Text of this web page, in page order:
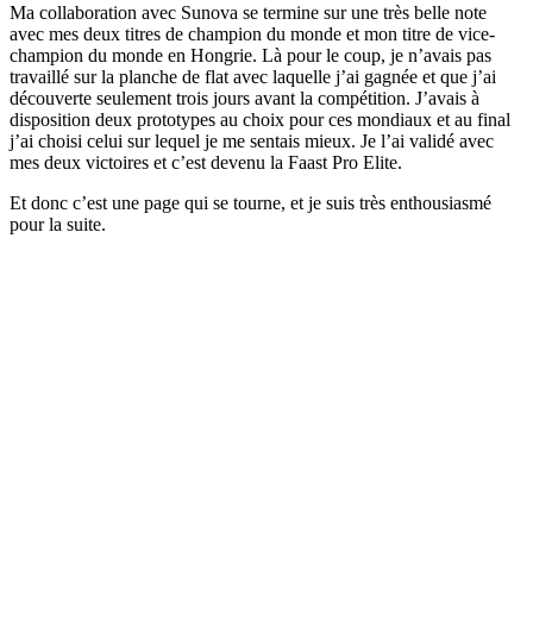
Ma collaboration avec Sunova se termine sur une très belle note
avec mes deux titres de champion du monde et mon titre de vice-
champion du monde en Hongrie. Là pour le coup, je n’avais pas
travaillé sur la planche de flat avec laquelle j’ai gagnée et que j’ai
découverte seulement trois jours avant la compétition. J’avais à
disposition deux prototypes au choix pour ces mondiaux et au final
j’ai choisi celui sur lequel je me sentais mieux. Je l’ai validé avec
mes deux victoires et c’est devenu la Faast Pro Elite.
Et donc c’est une page qui se tourne, et je suis très enthousiasmé
pour la suite.